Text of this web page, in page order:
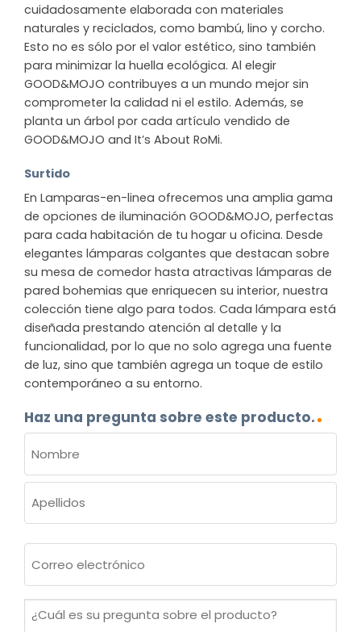
cuidadosamente elaborada con materiales
naturales y reciclados, como bambú, lino y corcho.
Esto no es sólo por el valor estético, sino también
para minimizar la huella ecológica. Al elegir
GOOD&MOJO contribuyes a un mundo mejor sin
comprometer la calidad ni el estilo. Además, se
planta un árbol por cada artículo vendido de
GOOD&MOJO and It’s About RoMi.
Surtido
En Lamparas-en-linea ofrecemos una amplia gama
de opciones de iluminación GOOD&MOJO, perfectas
para cada habitación de tu hogar u oficina. Desde
elegantes lámparas colgantes que destacan sobre
su mesa de comedor hasta atractivas lámparas de
pared bohemias que enriquecen su interior, nuestra
colección tiene algo para todos. Cada lámpara está
diseñada prestando atención al detalle y la
funcionalidad, por lo que no solo agrega una fuente
de luz, sino que también agrega un toque de estilo
contemporáneo a su entorno.
Haz una pregunta sobre este producto.
(OBLIGATORIO)
Nombre
electrónico
¿Cuál